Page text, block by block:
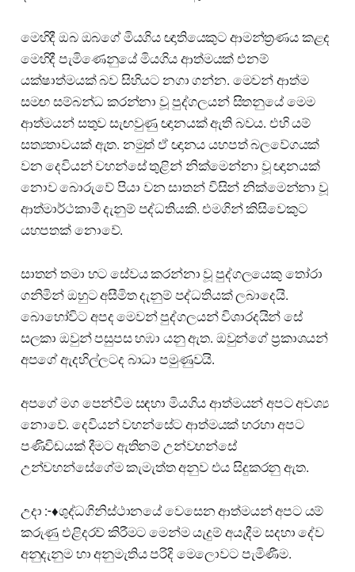
මෙහිදී ඔබ ඔබගේ මියගිය ඥාතියෙකුට ආමන්ත්‍රණය කළද
මෙහිදී පැමිණෙනුයේ මියගිය ආත්මයක් එනම්
යක්ෂාත්මයක් බව සිහියට නගා ගන්න. මෙවන් ආත්ම
සමඟ සම්බන්ධ කරන්නා වූ පුද්ගලයන් සිතනුයේ මෙම
ආත්මයන් සතුව සැඟවුණු ඥානයක් ඇති බවය. එහි යම්
සත්‍යතාවයක් ඇත. නමුත් ඒ ඥානය යහපත් බලවේගයක්
වන දෙවියන් වහන්සේ තුළින් නික්මෙන්නා වූ ඥානයක්
නොව බොරුවේ පියා වන සාතන් විසින් නික්මෙන්නා වූ
ආත්මාර්ථකාමී දැනුම් පද්ධතියකි. එමගින් කිසිවෙකුට
යහපතක් නොවේ.
සාතන් තමා හට සේවය කරන්නා වූ පුද්ගලයෙකු තෝරා
ගනිමින් ඔහුට අසීමිත දැනුම් පද්ධතියක් ලබාදෙයි.
බොහෝවිට අපද මෙවන් පුද්ගලයන් විශාරදයින් සේ
සලකා ඔවුන් පසුපස හඹා යනු ඇත. ඔවුන්ගේ ප්‍රකාශයන්
අපගේ ඇදහිල්ලටද බාධා පමුණුවයි.
අපගේ මග පෙන්වීම සඳහා මියගිය ආත්මයන් අපට අවශ්‍ය
නොවේ. දෙවියන් වහන්සේට ආත්මයක් හරහා අපට
පණිවිඩයක් දීමට ඇතිනම් උන්වහන්සේ
උන්වහන්සේගේම කැමැත්ත අනුව එය සිදුකරනු ඇත.
උදා :-♦️ශුද්ධගිනිස්ථානයේ වෙසෙන ආත්මයන් අපට යම්
කරුණු එළිදරව් කිරීමට මෙන්ම යැදුම් අයැදීම සදහා දේව
අනුදැනුම හා අනුමැතිය පරිදි මෙලොවට පැමිණීම.